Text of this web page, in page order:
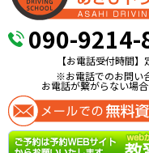
090-9214-
【お電話受付時間
※お電話でのお問い
お電話が繋がらない場